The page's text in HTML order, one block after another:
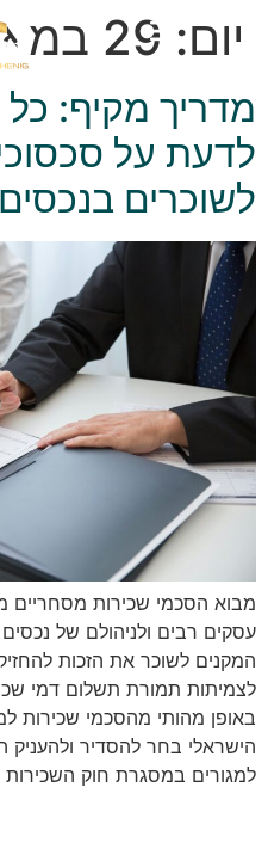
יום: 29 במאי 2025
מדריך מקיף:
לדעת על
לשוכרים
מבוא הסכמי שכירות מסחריים
עסקים רבים ולניהולם של
המקנים לשוכר את הזכות
לצמיתות תמורת תשלום דמי
באופן מהותי מהסכמי שכירות
הישראלי בחר להסדיר ולהעניק
למגורים במסגרת חוק השכירות